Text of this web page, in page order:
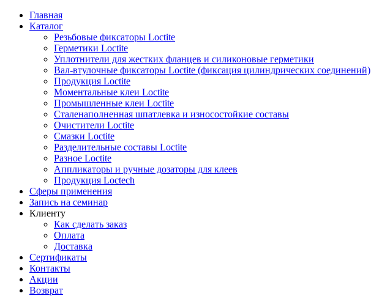
Главная
Каталог
Резьбовые фиксаторы Loctite
Герметики Loctite
Уплотнители для жестких фланцев и силиконовые герметики
Вал-втулочные фиксаторы Loctite (фиксация цилиндрических соединений)
Продукция Loctite
Моментальные клеи Loctite
Промышленные клеи Loctite
Сталенаполненная шпатлевка и износостойкие составы
Очистители Loctite
Смазки Loctite
Разделительные составы Loctite
Разное Loctite
Аппликаторы и ручные дозаторы для клеев
Продукция Loctech
Сферы применения
Запись на семинар
Клиенту
Как сделать заказ
Оплата
Доставка
Сертификаты
Контакты
Акции
Возврат